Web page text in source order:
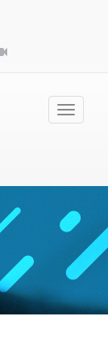
Toggle